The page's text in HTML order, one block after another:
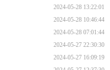
2024-05-28 13:22:01
2024-05-28 10:46:44
2024-05-28 07:01:44
2024-05-27 22:30:30
2024-05-27 16:09:19